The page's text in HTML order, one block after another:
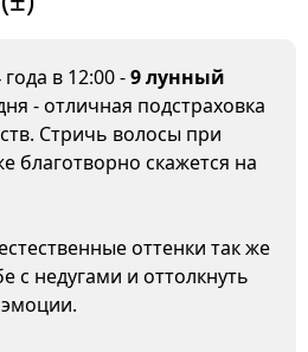
в 12:00 -9 лунный
- отличная подстраховка
Стричь волосы при
благотворно скажется на
оттенки так же
с недугами и оттолкнуть